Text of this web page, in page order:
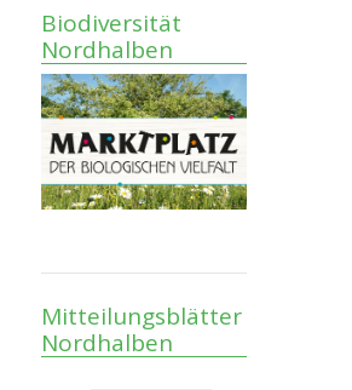
Biodiversität
Nordhalben
Mitteilungsblätter
Nordhalben